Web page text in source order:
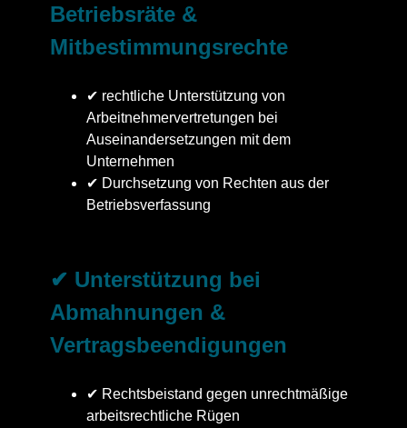
Betriebsräte &
Mitbestimmungsrechte
✔ rechtliche Unterstützung von
Arbeitnehmervertretungen bei
Auseinandersetzungen mit dem
Unternehmen
✔ Durchsetzung von Rechten aus der
Betriebsverfassung
✔ Unterstützung bei
Abmahnungen &
Vertragsbeendigungen
✔ Rechtsbeistand gegen unrechtmäßige
arbeitsrechtliche Rügen